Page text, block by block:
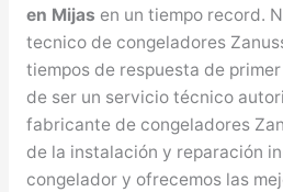
en Mijas en un tiempo record.
tecnico de congeladores
tiempos de respuesta de
de ser un servicio técnico
fabricante de congeladores
de la instalación y reparación
congelador y ofrecemos las